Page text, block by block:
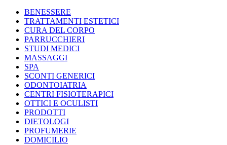
BENESSERE
TRATTAMENTI ESTETICI
CURA DEL CORPO
PARRUCCHIERI
STUDI MEDICI
MASSAGGI
SPA
SCONTI GENERICI
ODONTOIATRIA
CENTRI FISIOTERAPICI
OTTICI E OCULISTI
PRODOTTI
DIETOLOGI
PROFUMERIE
DOMICILIO